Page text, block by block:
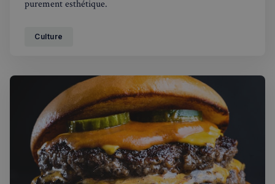
purement esthétique.
Culture